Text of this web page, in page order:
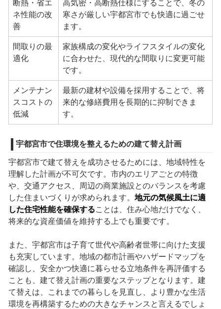
断熱・省エ
ネ性能の改
善
高気密・高断熱仕様にすることで、冬の
寒さが厳しい宇都宮市でも快適に過ごせ
ます。
間取りの最
適化
家族構成の変化やライフスタイルの変化
に合わせた、現代的な間取りに変更可能
です。
メンテナン
スコストの
低減
最新の建材や設備を採用することで、将
来的な修繕費用を長期的に抑制できま
す。
宇都宮市で住環境を整えるための建て替え計画
宇都宮市で建て替えを成功させるためには、地域特性を
理解した計画が不可欠です。市内のエリアごとの特徴
や、交通アクセス、周辺の商業施設とのバランスを考慮
した住まいづくりが求められます。 地元の気候風土に適
した住宅性能を確保することは、住み心地だけでなく、
将来的な資産価値を維持する上でも重要です。
また、宇都宮市は子育て世代や高齢者世帯に向けた支援
も充実しています。地域の都市計画やハザードマップを
確認し、安全かつ快適に暮らせる立地条件を再評価する
ことも、建て替え計画の重要なステップとなります。建
て替えは、これまでの暮らしを見直し、より豊かな生活
環境を再構築するための大きなチャンスと言えるでしょ